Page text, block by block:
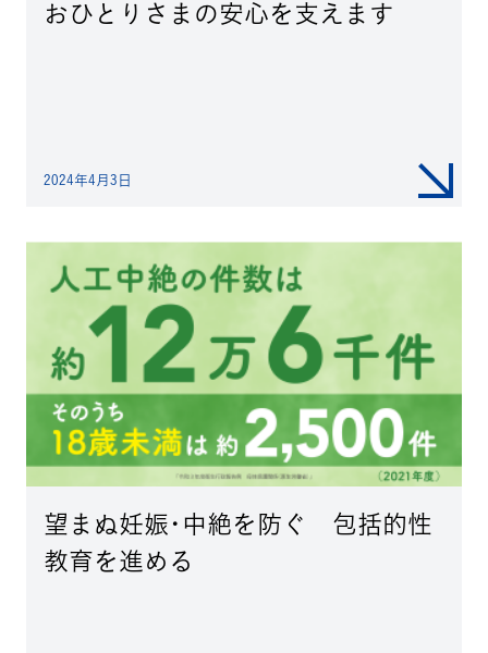
おひとりさまの安心を支えます
2024年4月3日
望まぬ妊娠･中絶を防ぐ 包括的性
教育を進める